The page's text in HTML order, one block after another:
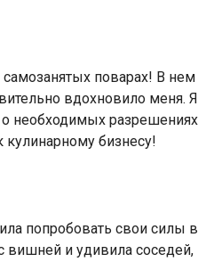
самозанятых поварах! В
вдохновило
необходимых
кулинарному бизнесу!
попробовать свои
и удивила